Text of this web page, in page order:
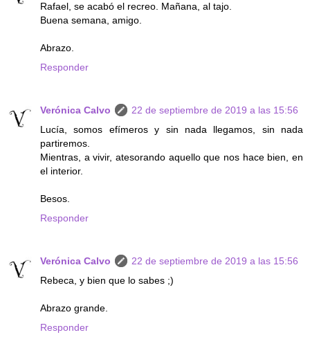
Rafael, se acabó el recreo. Mañana, al tajo.
Buena semana, amigo.
Abrazo.
Responder
Verónica Calvo
22 de septiembre de 2019 a las 15:56
Lucía, somos efímeros y sin nada llegamos, sin nada
partiremos.
Mientras, a vivir, atesorando aquello que nos hace bien, en
el interior.
Besos.
Responder
Verónica Calvo
22 de septiembre de 2019 a las 15:56
Rebeca, y bien que lo sabes ;)
Abrazo grande.
Responder